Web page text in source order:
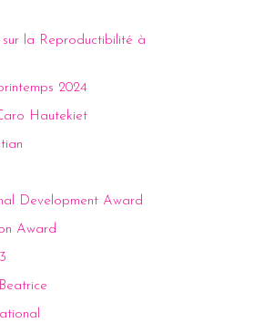
la Reproductibilité à
2024
Hautekiet
Development Award
Award